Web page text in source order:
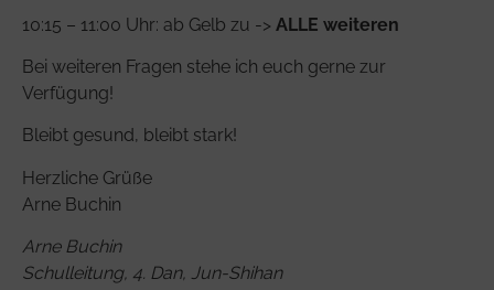
10:15 – 11:00 Uhr: ab Gelb zu -> ALLE weiteren
Bei weiteren Fragen stehe ich euch gerne zur
Verfügung!
Bleibt gesund, bleibt stark!
Herzliche Grüße
Arne Buchin
Arne Buchin
Schulleitung, 4. Dan, Jun-Shihan